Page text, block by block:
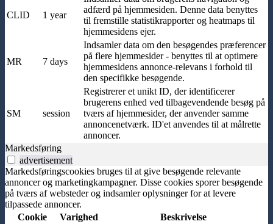
CLID 1 year
adfærd på hjemmesiden. Denne data benyttes
til fremstille statistikrapporter og heatmaps til
hjemmesidens ejer.
MR 7 days
Indsamler data om den besøgendes præferencer
på flere hjemmesider - benyttes til at optimere
hjemmesidens annonce-relevans i forhold til
den specifikke besøgende.
SM session
Registrerer et unikt ID, der identificerer
brugerens enhed ved tilbagevendende besøg på
tværs af hjemmesider, der anvender samme
annoncenetværk. ID'et anvendes til at målrette
annoncer.
Markedsføring
advertisement
Markedsføringscookies bruges til at give besøgende relevante
annoncer og marketingkampagner. Disse cookies sporer besøgende
på tværs af websteder og indsamler oplysninger for at levere
tilpassede annoncer.
Cookie
Varighed Beskrivelse